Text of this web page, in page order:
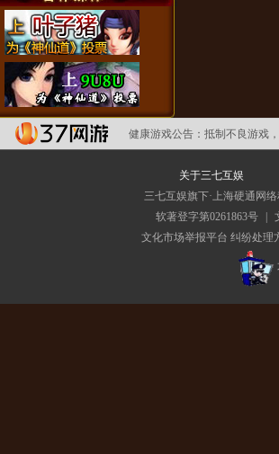
健康游戏公告： 抵制不良游戏
关于三七互娱
三七互娱旗下·上海硬通网
软著登字第0261863号
文化市场举报平台 纠纷处理